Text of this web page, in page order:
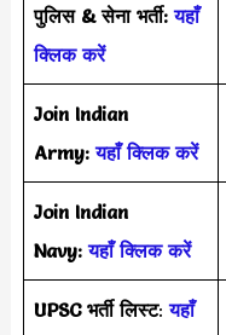
पुलिस & सेना भर्ती: यहाँ
क्लिक करें
Join Indian
Army:यहाँ क्लिक करें
Join Indian
Navy:यहाँ क्लिक करें
UPSC भर्ती लिस्ट:यहाँ